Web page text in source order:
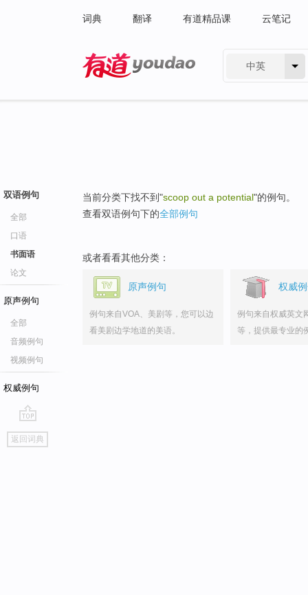
词典 翻译 有道精品课 云笔记
中英
双语例句
全部
口语
书面语
论文
原声例句
全部
音频例句
视频例句
权威例句
go
top
返回词典
当前分类下找不到"scoop out a potential"的例句。
查看双语例句下的全部例句
或者看看其他分类：
原声例句
例句来自VOA、美剧等，您可以边
看美剧边学地道的美语。
权威
例句来自权威英文
等，提供最专业的